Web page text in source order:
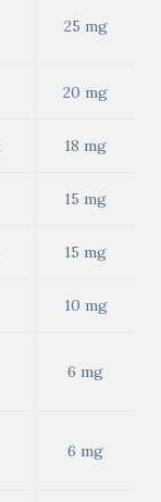
25 mg
20 mg
18 mg
15 mg
15 mg
10 mg
6 mg
6 mg